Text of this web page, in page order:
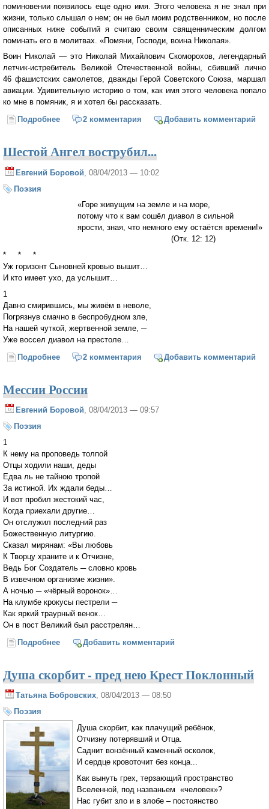
поминовении появилось еще одно имя. Этого человека я не знал при
жизни, только слышал о нем; он не был моим родственником, но после
описанных ниже событий я считаю своим священническим долгом
поминать его в молитвах. «Помяни, Господи, воина Николая».
Воин Николай — это Николай Михайлович Скоморохов, легендарный
летчик-истребитель Великой Отечественной войны, сбивший лично
46 фашистских самолетов, дважды Герой Советского Союза, маршал
авиации. Удивительную историю о том, как имя этого человека попало
ко мне в помяник, я и хотел бы рассказать.
Подробнее о Боем живет истребитель
2 комментария Добавить комментарий
Шестой Ангел вострубил...
Евгений Боровой , 08/04/2013 — 10:02
Поэзия
«Горе живущим на земле и на море,
потому что к вам сошёл диавол в сильной
ярости, зная, что немного ему остаётся времени!»
(Отк. 12: 12)
* * *
Уж горизонт Сыновней кровью вышит…
И кто имеет ухо, да услышит…
1
Давно смирившись, мы живём в неволе,
Погрязнув смачно в беспробудном зле,
На нашей чуткой, жертвенной земле, ─
Уже воссел диавол на престоле…
Подробнее о Шестой Ангел вострубил...
2 комментария Добавить комментарий
Мессии России
Евгений Боровой, 08/04/2013 — 09:57
Поэзия
1
К нему на проповедь толпой
Отцы ходили наши, деды
Едва ль не тайною тропой
За истиной. Их ждали беды…
И вот пробил жестокий час,
Когда приехали другие…
Он отслужил последний раз
Божественную литургию.
Сказал мирянам: «Вы любовь
К Творцу храните и к Отчизне,
Ведь Бог Создатель ─ словно кровь
В извечном организме жизни».
А ночью ─ «чёрный воронок»…
На клумбе крокусы пестрели ─
Как яркий траурный венок…
Он в пост Великий был расстрелян…
Подробнее о Мессии России
Добавить комментарий
Душа скорбит - пред нею Крест Поклонный
Татьяна Бобровских, 08/04/2013 — 08:50
Поэзия
Душа скорбит, как плачущий ребёнок,
Отчизну потерявший и Отца.
Саднит вонзённый каменный осколок,
И сердце кровоточит без конца...
Как вынуть грех, терзающий пространство
Вселенной, под названьем «человек»?
Нас губит зло и в злобе – постоянство